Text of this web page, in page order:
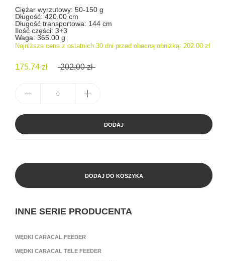
Ciężar wyrzutowy: 50-150 g
Długość: 420.00 cm
Długość transportowa: 144 cm
Ilość części: 3+3
Waga: 365.00 g
Najniższa cena z ostatnich 30 dni przed obecną obniżką: 202.00 zł
175.74 zł 202.00 zł
DODAJ
DODAJ DO KOSZYKA
INNE SERIE PRODUCENTA
WĘDKI CARACAL FEEDER
WĘDKI CARACAL TELE FEEDER